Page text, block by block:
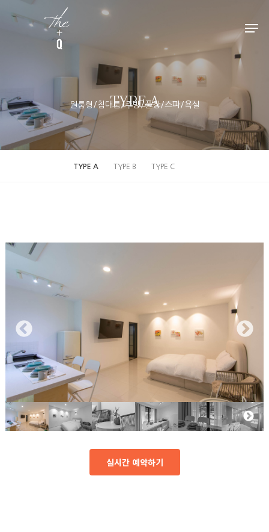
Hit enter to search or ESC to close
TYPE A
원룸형/침대룸/주방/풀장/스파/욕실
TYPE A TYPE B TYPE C
실시간 예약하기